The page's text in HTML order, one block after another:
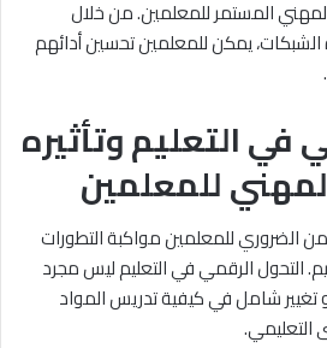
المهني المستمر للمعلمين. من خلال
يمكن للمعلمين تحسين أدائهم
في التعليم وتأثيره
للمعلمين
الضروري للمعلمين مواكبة التطورات
التحول الرقمي في التعليم ليس مجرد
تغيير شامل في كيفية تدريس المواد
التعليمي.